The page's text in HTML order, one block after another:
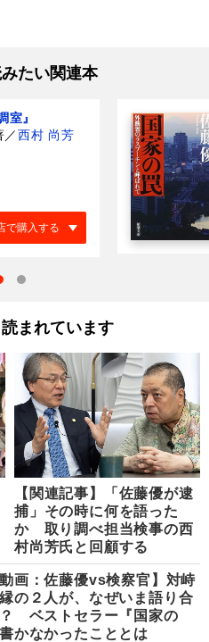
たい関連本
室』
／西村 尚芳
で購入する
まれています
【関連記事】「佐藤優が逮
捕」その時に何を語った
か 取り調べ担当検事の西
村尚芳氏と回顧する
動画：佐藤優vs検察官】対峙
の２人が、なぜいま語り合
ベストセラー『国家の
かなかったこととは